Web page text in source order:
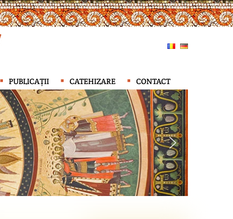
PUBLICAȚII CATEHIZARE CONTACT